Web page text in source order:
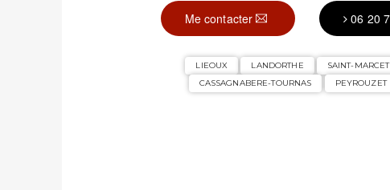
Me contacter 06 20
LIEOUX LANDORTHE SAINT-MARCET
CASSAGNABERE-TOURNAS
PEYROUZET